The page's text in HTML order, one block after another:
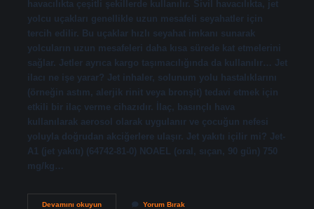
havacılıkta çeşitli şekillerde kullanılır. Sivil havacılıkta, jet
yolcu uçakları genellikle uzun mesafeli seyahatler için
tercih edilir. Bu uçaklar hızlı seyahat imkanı sunarak
yolcuların uzun mesafeleri daha kısa sürede kat etmelerini
sağlar. Jetler ayrıca kargo taşımacılığında da kullanılır… Jet
ilacı ne işe yarar? Jet inhaler, solunum yolu hastalıklarını
(örneğin astım, alerjik rinit veya bronşit) tedavi etmek için
etkili bir ilaç verme cihazıdır. İlaç, basınçlı hava
kullanılarak aerosol olarak uygulanır ve çocuğun nefesi
yoluyla doğrudan akciğerlere ulaşır. Jet yakıtı içilir mi? Jet-
A1 (jet yakıtı) (64742-81-0) NOAEL (oral, sıçan, 90 gün) 750
mg/kg…
Devamını okuyunJet
Yorum Bırak